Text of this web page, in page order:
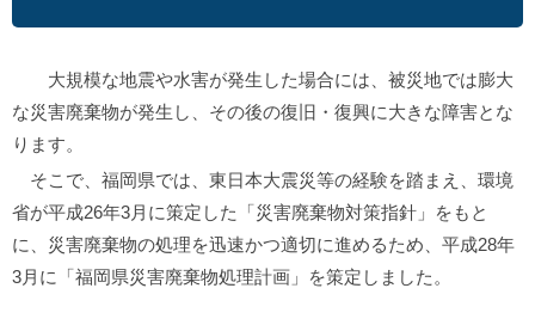
大規模な地震や水害が発生した場合には、被災地では膨大
な災害廃棄物が発生し、その後の復旧・復興に大きな障害とな
ります。
そこで、福岡県では、東日本大震災等の経験を踏まえ、環境
省が平成26年3月に策定した「災害廃棄物対策指針」をもと
に、災害廃棄物の処理を迅速かつ適切に進めるため、平成28年
3月に「福岡県災害廃棄物処理計画」を策定しました。